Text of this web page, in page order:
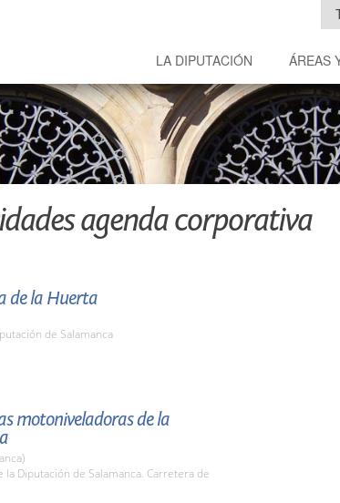
LA DIPUTACIÓN ÁREAS
agenda corporativa
de la Huerta
de Salamanca
motoniveladoras de la
la Diputación de Salamanca. Carretera de